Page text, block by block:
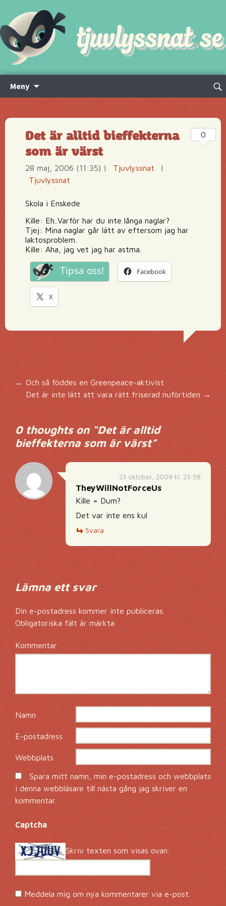
Meny
innehåll
Sök
Det är alltid bieffekterna
som är värst
28 maj, 2006 (11:35) | Tjuvlyssnat
|
Tjuvlyssnat
Skola i Enskede
Kille: Eh..Varför har du inte långa naglar?
Tjej: Mina naglar går lätt av eftersom jag har
laktosproblem.
Kille: Aha, jag vet jag har astma.
Tipsa oss! Facebook
X
0
Inläggsnavigering
←Och så föddes en Greenpeace-aktivist
Det är inte lätt att vara rätt friserad nuförtiden →
0 thoughts on “Det är alltid
bieffekterna som är värst”
23 oktober, 2009 kl. 23:58
TheyWillNotForceUs
Kille = Dum?
Det var inte ens kul
Svara
Lämna ett svar
Din e-postadress kommer inte publiceras.
Obligatoriska fält är märkta*
Kommentar*
Namn*
E-postadress*
Webbplats
Spara mitt namn, min e-postadress och webbplats
i denna webbläsare till nästa gång jag skriver en
kommentar.
Captcha *
Skriv texten som visas ovan:
Meddela mig om nya kommentarer via e-post.